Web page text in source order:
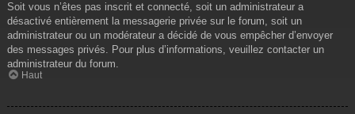
Soit vous n’êtes pas inscrit et connecté, soit un administrateur a
désactivé entièrement la messagerie privée sur le forum, soit un
administrateur ou un modérateur a décidé de vous empêcher d’envoyer
des messages privés. Pour plus d’informations, veuillez contacter un
administrateur du forum.
Haut